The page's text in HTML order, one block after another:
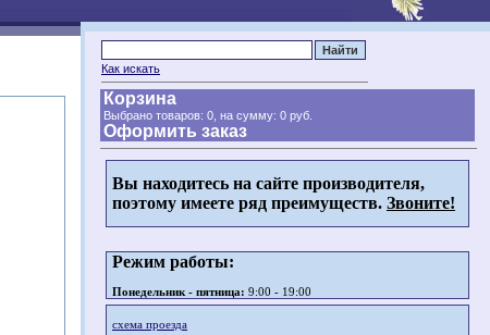
Как искать
Корзина
Выбрано товаров: 0, на сумму: 0 руб.
Оформить заказ
Вы находитесь на сайте производителя,
поэтому имеете ряд преимуществ. Звоните!
Режим работы:
Понедельник - пятница: 9:00 - 19:00
схема проезда